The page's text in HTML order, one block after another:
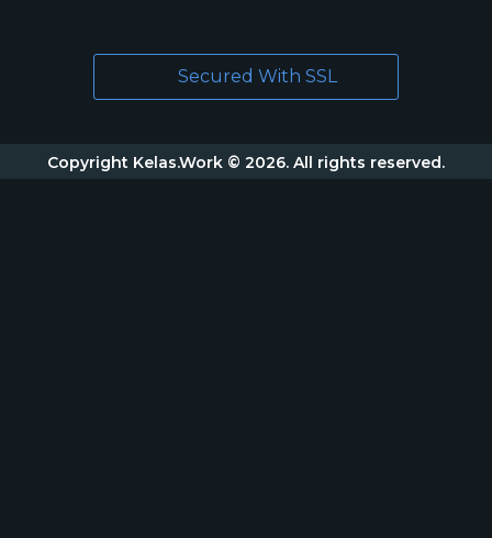
Secured With SSL
Copyright Kelas.Work © 2026. All rights reserved.